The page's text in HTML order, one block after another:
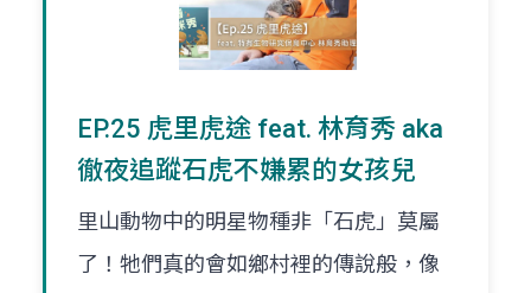
EP.25 虎里虎途 feat. 林育秀 aka
徹夜追蹤石虎不嫌累的女孩兒
里山動物中的明星物種非「石虎」莫屬
了！牠們真的會如鄉村裡的傳說般，像